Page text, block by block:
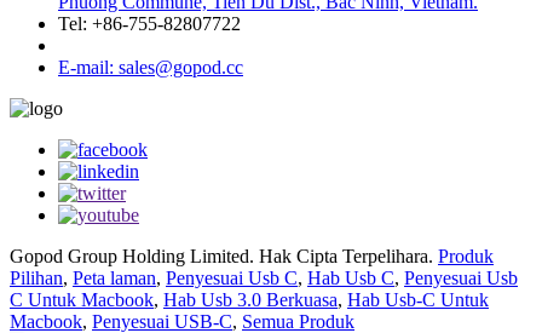
Tel: +86-755-82807722
E-mail: sales@gopod.cc
Gopod Group Holding Limited. Hak Cipta Terpelihara. Produk
Pilihan, Peta laman, Penyesuai Usb C, Hab Usb C, Penyesuai Usb
C Untuk Macbook, Hab Usb 3.0 Berkuasa, Hab Usb-C Untuk
Macbook, Penyesuai USB-C, Semua Produk